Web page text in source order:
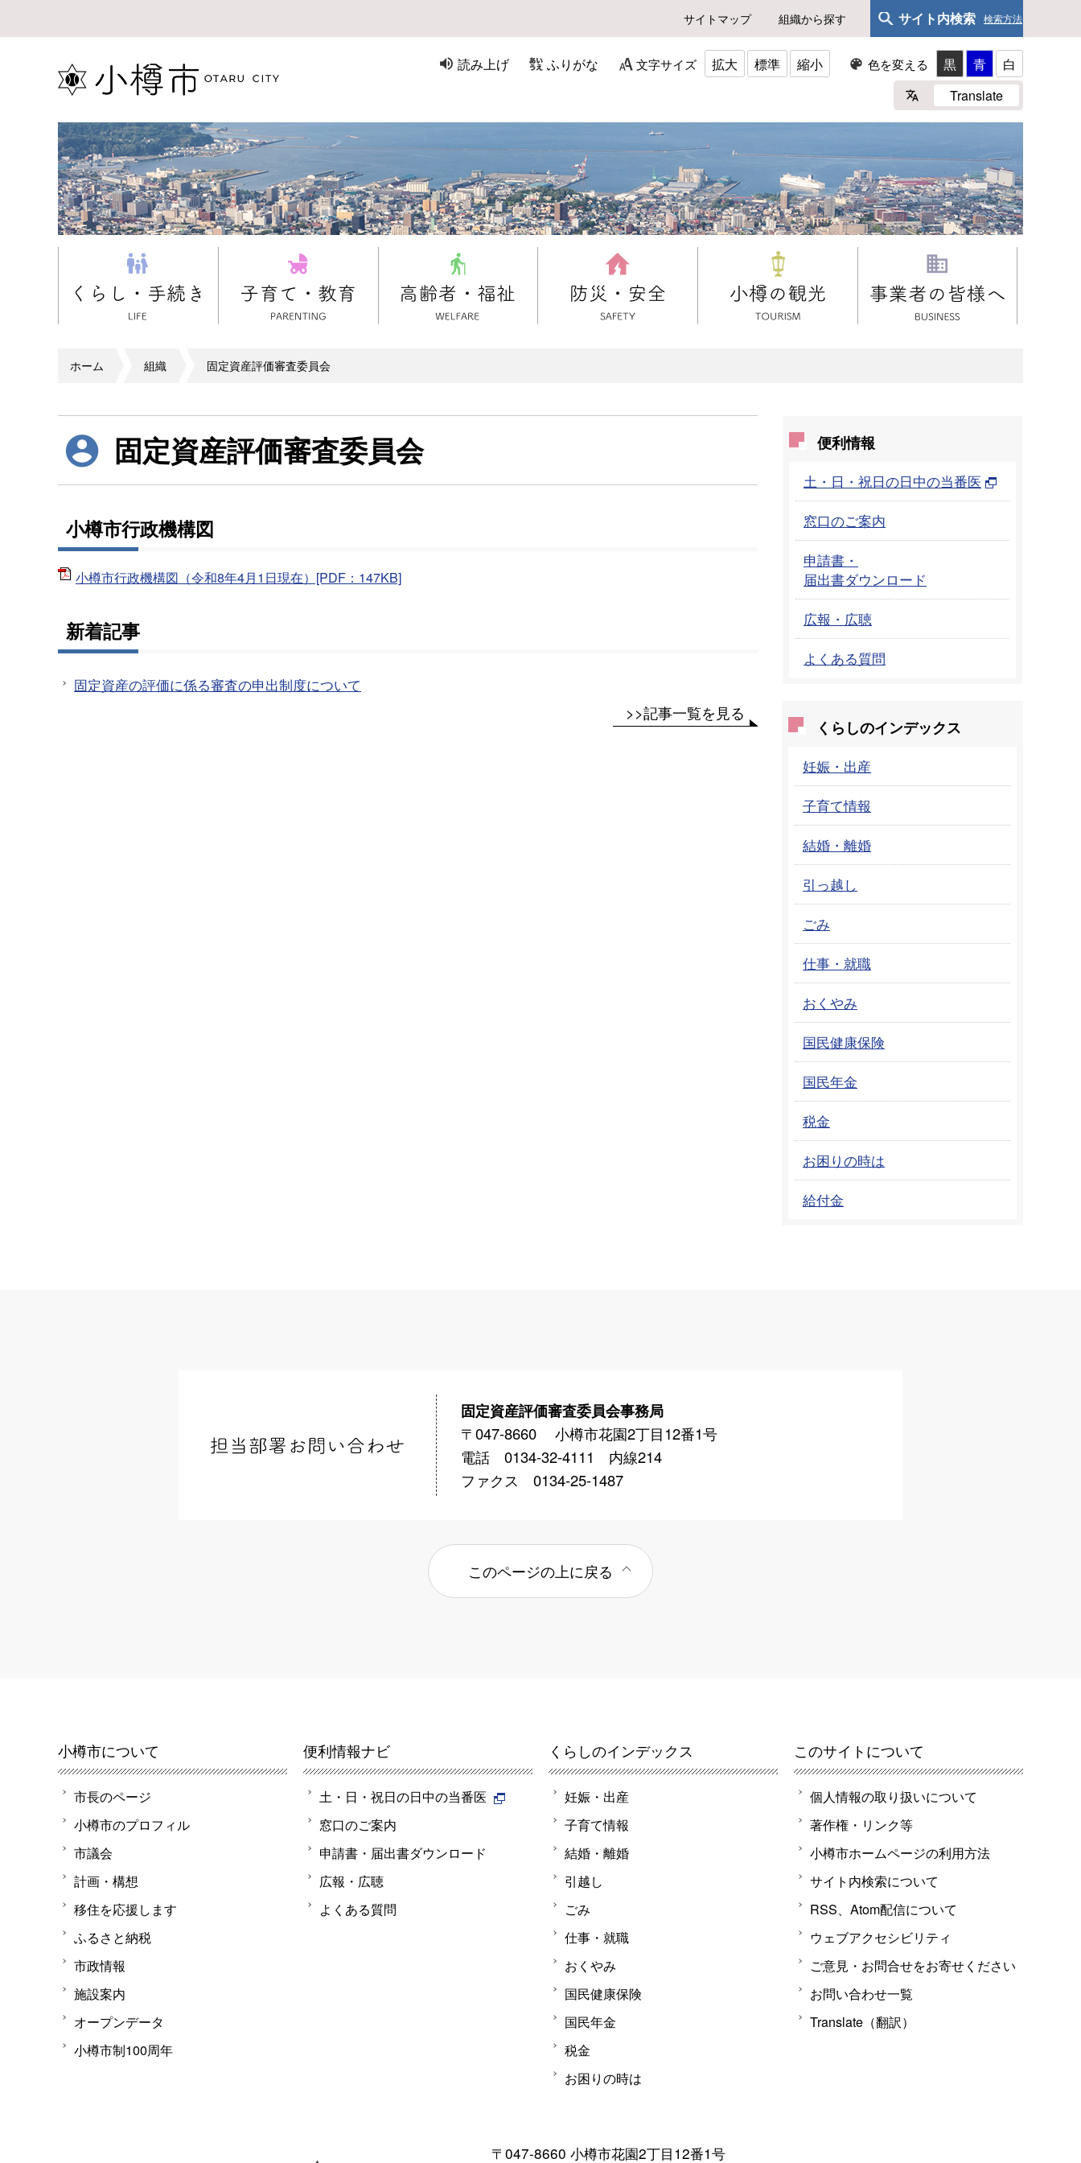
サイトマップ 組織から探す サイト内検索 検索方法
読み上げ ふりがな 文字サイズ 拡大 標準 縮小 色を変える 黒 青
白
Translate
ホーム 組織 固定資産評価審査委員会
固定資産評価審査委員会
小樽市行政機構図
小樽市行政機構図（令和8年4月1日現在）[PDF：147KB]
新着記事
固定資産の評価に係る審査の申出制度について
>>記事一覧を見る
便利情報
土・日・祝日の日中の当番医
窓口のご案内
申請書・
届出書ダウンロード
広報・広聴
よくある質問
くらしのインデックス
妊娠・出産
子育て情報
結婚・離婚
引っ越し
ごみ
仕事・就職
おくやみ
国民健康保険
国民年金
税金
お困りの時は
給付金
固定資産評価審査委員会事務局
〒047-8660 小樽市花園2丁目12番1号
電話 0134-32-4111 内線214
ファクス 0134-25-1487
このページの上に戻る
小樽市について
市長のページ
小樽市のプロフィル
市議会
計画・構想
移住を応援します
ふるさと納税
市政情報
施設案内
オープンデータ
小樽市制100周年
便利情報ナビ
土・日・祝日の日中の当番医
窓口のご案内
申請書・届出書ダウンロード
広報・広聴
よくある質問
くらしのインデックス
妊娠・出産
子育て情報
結婚・離婚
引越し
ごみ
仕事・就職
おくやみ
国民健康保険
国民年金
税金
お困りの時は
このサイトについて
個人情報の取り扱いについて
著作権・リンク等
小樽市ホームページの利用方法
サイト内検索について
RSS、Atom配信について
ウェブアクセシビリティ
ご意見・お問合せをお寄せください
お問い合わせ一覧
Translate（翻訳）
〒047-8660 小樽市花園2丁目12番1号